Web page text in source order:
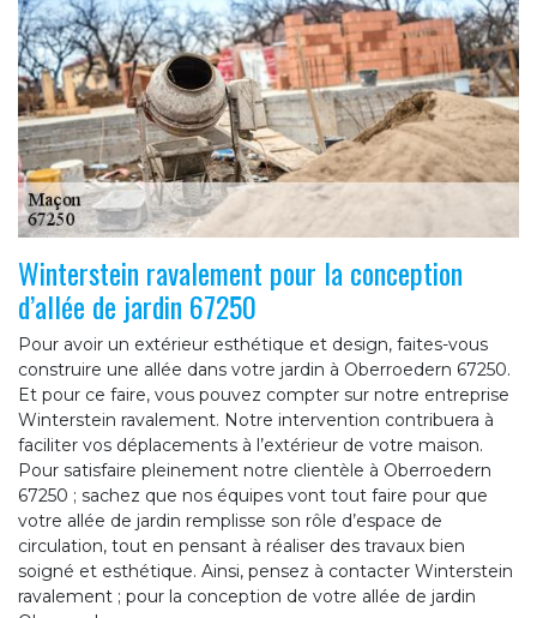
Winterstein ravalement pour la conception
d’allée de jardin 67250
Pour avoir un extérieur esthétique et design, faites-vous
construire une allée dans votre jardin à Oberroedern 67250.
Et pour ce faire, vous pouvez compter sur notre entreprise
Winterstein ravalement. Notre intervention contribuera à
faciliter vos déplacements à l’extérieur de votre maison.
Pour satisfaire pleinement notre clientèle à Oberroedern
67250 ; sachez que nos équipes vont tout faire pour que
votre allée de jardin remplisse son rôle d’espace de
circulation, tout en pensant à réaliser des travaux bien
soigné et esthétique. Ainsi, pensez à contacter Winterstein
ravalement ; pour la conception de votre allée de jardin